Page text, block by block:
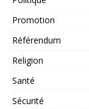
Promotion
Référendum
Religion
Santé
Sécurité